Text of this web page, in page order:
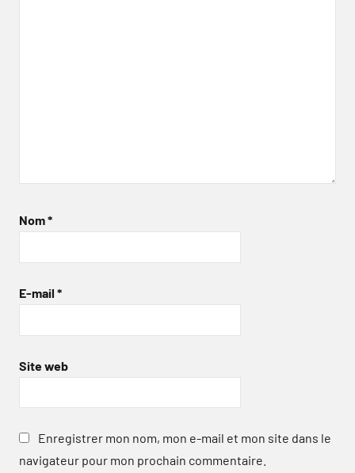
Nom*
E-mail *
Site web
Enregistrer mon nom, mon e-mail et mon site dans le
navigateur pour mon prochain commentaire.